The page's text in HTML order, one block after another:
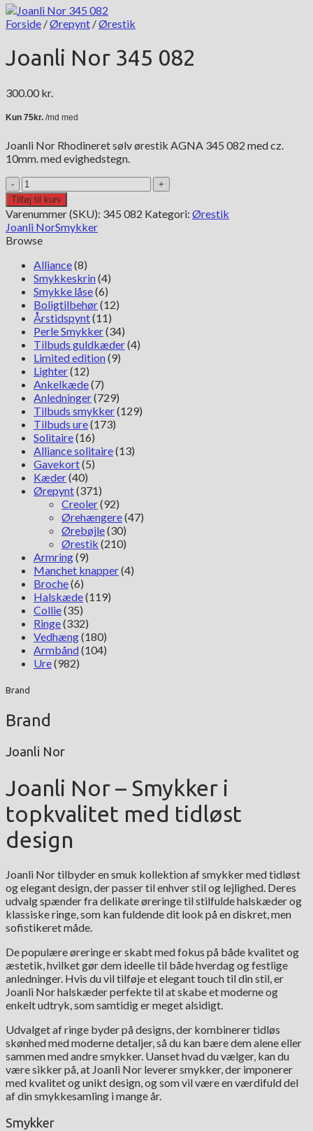
Forside /Ørepynt /Ørestik
Joanli Nor 345 082
300.00 kr.
Joanli Nor Rhodineret sølv ørestik AGNA 345 082 med cz.
10mm. med evighedstegn.
Joanli
Nor
345
082
antal
Tilføj til kurv
Varenummer (SKU): 345 082 Kategori: Ørestik
Joanli NorSmykker
Browse
Alliance(8)
Smykkeskrin(4)
Smykke låse(6)
Boligtilbehør(12)
Årstidspynt(11)
Perle Smykker(34)
Tilbuds guldkæder(4)
Limited edition(9)
Lighter(12)
Ankelkæde(7)
Anledninger(729)
Tilbuds smykker(129)
Tilbuds ure(173)
Solitaire(16)
Alliance solitaire(13)
Gavekort(5)
Kæder(40)
Ørepynt(371)
Creoler(92)
Ørehængere(47)
Ørebøjle(30)
Ørestik (210)
Armring(9)
Manchet knapper(4)
Broche(6)
Halskæde(119)
Collie(35)
Ringe(332)
Vedhæng(180)
Armbånd(104)
Ure(982)
Brand
Brand
Joanli Nor
Joanli Nor – Smykker i
topkvalitet med tidløst
design
Joanli Nor tilbyder en smuk kollektion af smykker med tidløst
og elegant design, der passer til enhver stil og lejlighed. Deres
udvalg spænder fra delikate øreringe til stilfulde halskæder og
klassiske ringe, som kan fuldende dit look på en diskret, men
sofistikeret måde.
De populære øreringe er skabt med fokus på både kvalitet og
æstetik, hvilket gør dem ideelle til både hverdag og festlige
anledninger. Hvis du vil tilføje et elegant touch til din stil, er
Joanli Nor halskæder perfekte til at skabe et moderne og
enkelt udtryk, som samtidig er meget alsidigt.
Udvalget af ringe byder på designs, der kombinerer tidløs
skønhed med moderne detaljer, så du kan bære dem alene eller
sammen med andre smykker. Uanset hvad du vælger, kan du
være sikker på, at Joanli Nor leverer smykker, der imponerer
med kvalitet og unikt design, og som vil være en værdifuld del
af din smykkesamling i mange år.
Smykker